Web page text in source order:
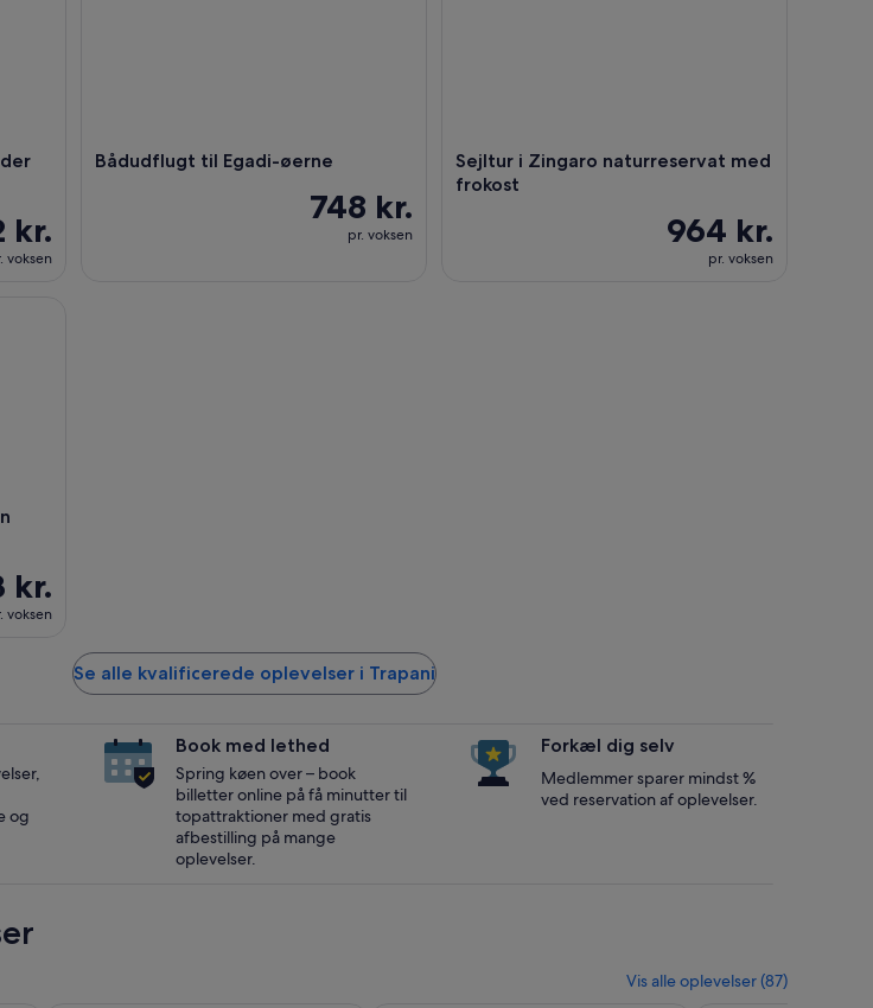
kr.
voksen
Bådudflugt til Egadi-øerne
748 kr.
pr. voksen
Sejltur i Zingaro naturreservat med
frokost
964 kr.
pr. voksen
kr.
voksen
Se alle kvalificerede oplevelser i Trapani
og
Book med lethed
Spring køen over – book
billetter online på få minutter til
topattraktioner med gratis
afbestilling på mange
oplevelser.
Forkæl dig selv
Medlemmer sparer mindst %
ved reservation af oplevelser.
Vis alle oplevelser (87)